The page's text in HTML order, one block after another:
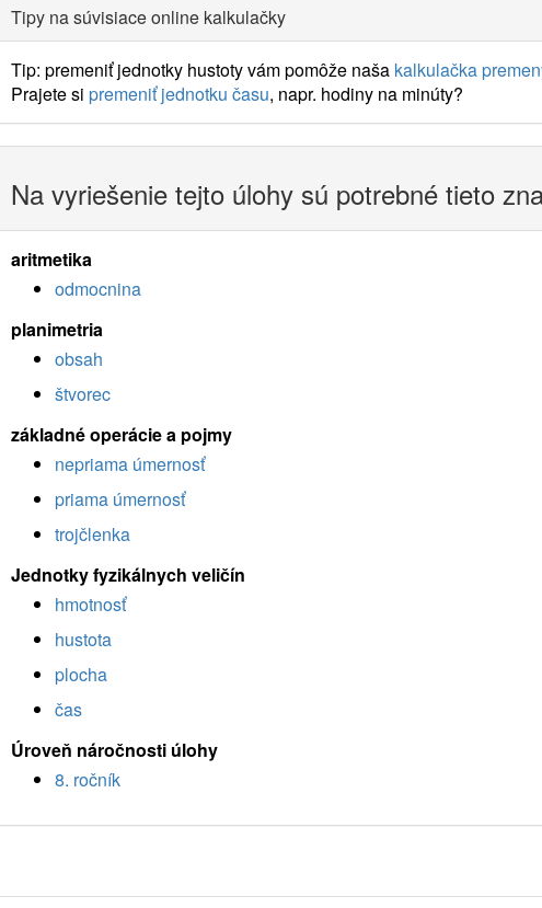
Tipy na súvisiace online kalkulačky
Tip: premeniť jednotky hustoty vám pomôže naša kalkulačka
Prajete si premeniť jednotku času, napr. hodiny na minúty?
Na vyriešenie tejto úlohy sú potrebné tieto
aritmetika
odmocnina
planimetria
obsah
štvorec
základné operácie a pojmy
nepriama úmernosť
priama úmernosť
trojčlenka
Jednotky fyzikálnych veličín
hmotnosť
hustota
plocha
čas
Úroveň náročnosti úlohy
8. ročník